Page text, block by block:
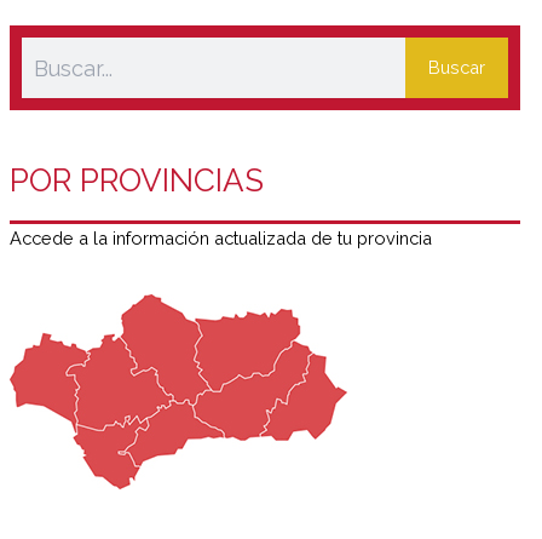
Buscar
POR PROVINCIAS
Accede a la información actualizada de tu provincia